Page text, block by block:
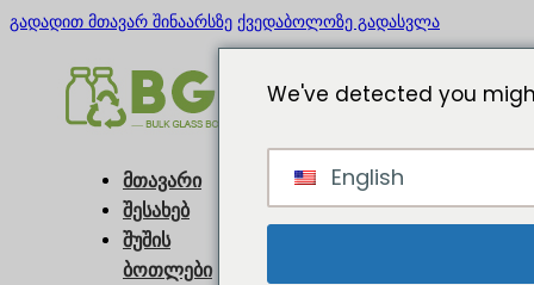
გადადით მთავარ შინაარსზე ქვედაბოლოზე გადასვლა
მთავარი
შესახებ
შუშის
ბოთლები
We've detected you
English